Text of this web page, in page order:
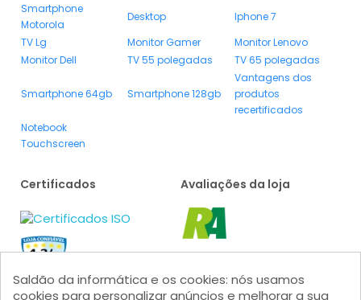
Smartphone
Motorola
Desktop
Iphone 7
TV Lg
Monitor Gamer
Monitor Lenovo
Monitor Dell
TV 55 polegadas TV 65 polegadas
Smartphone 64gb Smartphone 128gb
Vantagens dos
produtos
recertificados
Notebook
Touchscreen
Certificados Avaliações da loja
Saldão da informática e os cookies: nós usamos
cookies para personalizar anúncios e melhorar a sua